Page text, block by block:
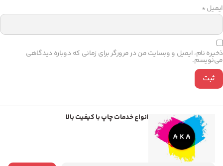
ایمیل*
ذخیره نام، ایمیل و وبسایت من در مرورگر برای زمانی که دوباره دیدگاهی
می‌نویسم.
انواع خدمات چاپ با کیفیت بالا